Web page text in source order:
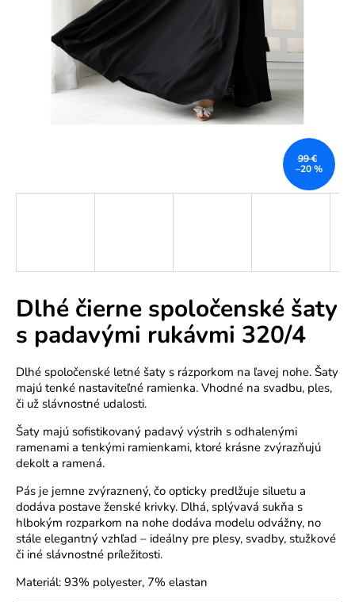
Dlhé čierne spoločenské šaty
s padavými rukávmi 320/4
Dlhé spoločenské letné šaty s rázporkom na ľavej nohe. Šaty
majú tenké nastaviteľné ramienka. Vhodné na svadbu, ples,
či už slávnostné udalosti.
Šaty majú sofistikovaný padavý výstrih s odhalenými
ramenami a tenkými ramienkami, ktoré krásne zvýrazňujú
dekolt a ramená.
Pás je jemne zvýraznený, čo opticky predlžuje siluetu a
dodáva postave ženské krivky. Dlhá, splývavá sukňa s
hlbokým rozparkom na nohe dodáva modelu odvážny, no
stále elegantný vzhľad – ideálny pre plesy, svadby, stužkové
či iné slávnostné príležitosti.
Materiál: 93% polyester, 7% elastan
99 €
–20 %
O
d
o
r
ú
č
a
m